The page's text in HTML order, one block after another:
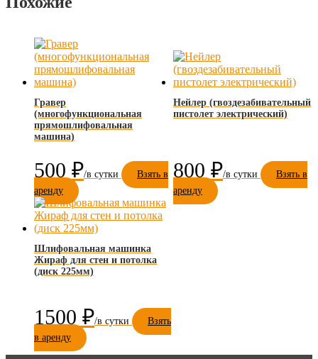
Гравер
(многофункциональная
прямошлифовальная
машина)
500 ₽
Взять в
аренду
Нейлер (гвоздезабивательный
пистолет электрический)
800 ₽
Взять в
аренду
Шлифовальная машинка
Жираф для стен и потолка
(диск 225мм)
1500 ₽
Взять
в аренду